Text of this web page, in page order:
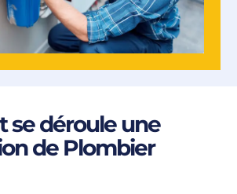
se déroule une
de Plombier